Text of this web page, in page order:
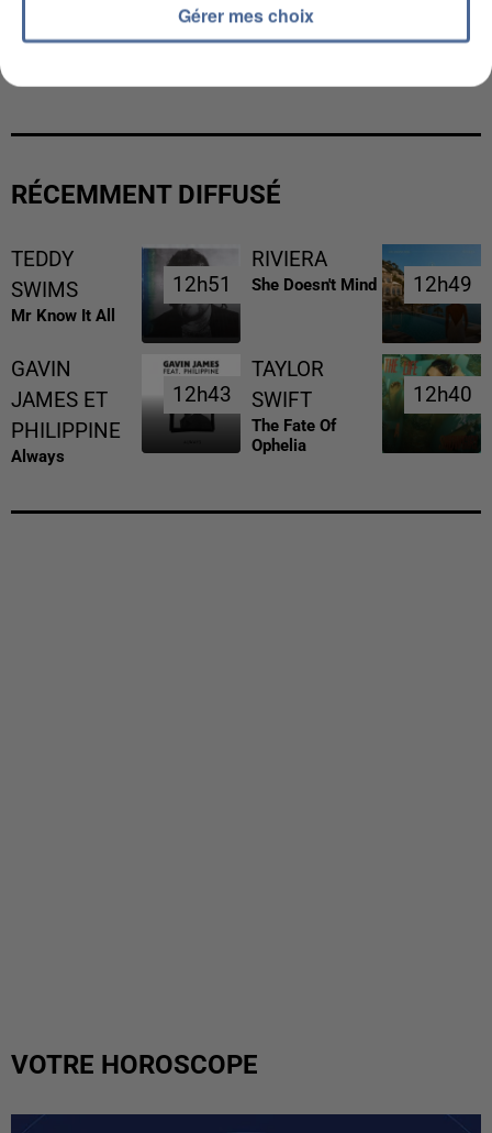
RÉCEMMENT DIFFUSÉ
TEDDY
SWIMS
Mr Know It All
12h51
12h51
RIVIERA
She Doesn't Mind 12h49
12h49
GAVIN
JAMES ET
PHILIPPINE
Always
12h43
12h43
TAYLOR
SWIFT
The Fate Of
Ophelia
12h40
12h40
VOTRE HOROSCOPE
Gérer mes choix